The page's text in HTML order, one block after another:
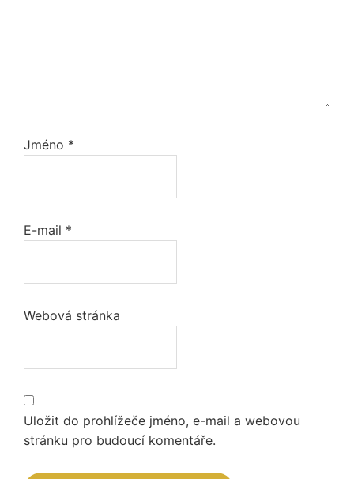
Jméno *
E-mail *
Webová stránka
Uložit do prohlížeče jméno, e-mail a webovou
stránku pro budoucí komentáře.